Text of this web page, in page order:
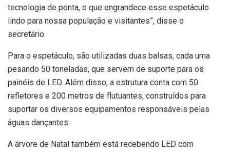
tecnologia de ponta, o que engrandece esse espetáculo
lindo para nossa população e visitantes”, disse o
secretário.
Para o espetáculo, são utilizadas duas balsas, cada uma
pesando 50 toneladas, que servem de suporte para os
painéis de LED. Além disso, a estrutura conta com 50
refletores e 200 metros de flutuantes, construídos para
suportar os diversos equipamentos responsáveis pelas
águas dançantes.
A árvore de Natal também está recebendo LED com